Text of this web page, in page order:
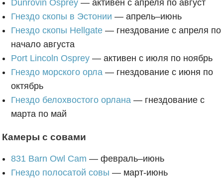
Dunrovin Osprey— активен с апреля по август
Гнездо скопы в Эстонии — апрель–июнь
Гнездо скопы Hellgate— гнездование с апреля по
начало августа
Port Lincoln Osprey— активен с июля по ноябрь
Гнездо морского орла— гнездование с июня по
октябрь
Гнездо белохвостого орлана— гнездование с
марта по май
Камеры с совами
831 Barn Owl Cam — февраль–июнь
Гнездо полосатой совы — март-июнь